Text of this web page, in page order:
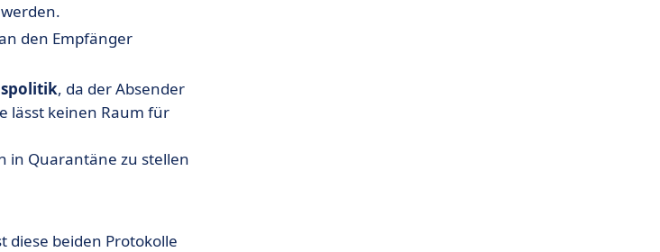
den Empfänger
, da der Absender
lässt keinen Raum für
in Quarantäne zu stellen
diese beiden Protokolle